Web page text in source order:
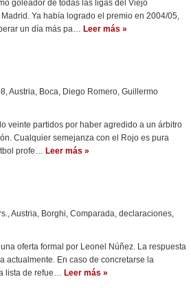
goleador de todas las ligas del Viejo
Ya había logrado el premio en 2004/05,
un día más pa… Leer más »
,Austria, Boca, Diego Romero, Guillermo
veinte partidos por haber agredido a un árbitro
Cualquier semejanza con el Rojo es pura
profe… Leer más »
,Austria, Borghi, Comparada, declaraciones,
oferta formal por Leonel Núñez. La respuesta
actualmente. En caso de concretarse la
lista de refue… Leer más »